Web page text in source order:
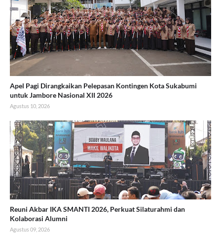
Apel Pagi Dirangkaikan Pelepasan Kontingen Kota Sukabumi
untuk Jambore Nasional XII 2026
Agustus 10, 2026
Reuni Akbar IKA SMANTI 2026, Perkuat Silaturahmi dan
Kolaborasi Alumni
Agustus 09, 2026